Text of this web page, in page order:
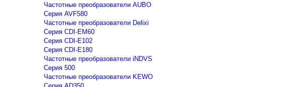
Частотные преобразователи AUBO
Серия AVF580
Частотные преобразователи Delixi
Серия CDI-EM60
Серия CDI-E102
Серия CDI-E180
Частотные преобразователи iNDVS
Серия 500
Частотные преобразователи KEWO